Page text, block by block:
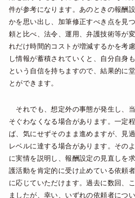
件が参考になります。あのときの報酬
かを思い出し、加筆修正すべき点を見
頼と比べ、法令、運用、弁護技術等が
れだけ時間的コストが増減するかを考
し情報が蓄積されていくと、自分自身
という自信を持ちますので、結果的に
とができます。
それでも、想定外の事態が発生し、
そぐわなくなる場合があります。一定
ば、気にせずそのまま進めますが、見
レベルに達する場合があります。その
に実情を説明し、報酬設定の見直しを
護活動を肯定的に受け止めている依頼
に応じていただけます。過去に数回、
ましたが、幸い、いずれの依頼者につ